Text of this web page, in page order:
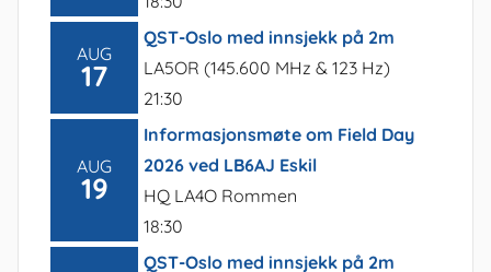
AUG
17
QST-Oslo med innsjekk på 2m
LA5OR (145.600 MHz & 123 Hz)
21:30
AUG
19
Informasjonsmøte om Field Day
2026 ved LB6AJ Eskil
HQ LA4O Rommen
18:30
QST-Oslo med innsjekk på 2m